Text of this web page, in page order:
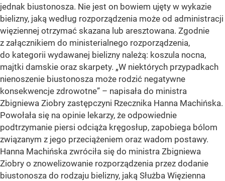
jednak biustonosza. Nie jest on bowiem ujęty w wykazie
bielizny, jaką według rozporządzenia może od administracji
więziennej otrzymać skazana lub aresztowana. Zgodnie
z załącznikiem do ministerialnego rozporządzenia,
do kategorii wydawanej bielizny należą: koszula nocna,
majtki damskie oraz skarpety. „W niektórych przypadkach
nienoszenie biustonosza może rodzić negatywne
konsekwencje zdrowotne” – napisała do ministra
Zbigniewa Ziobry zastępczyni Rzecznika Hanna Machińska.
Powołała się na opinie lekarzy, że odpowiednie
podtrzymanie piersi odciąża kręgosłup, zapobiega bólom
związanym z jego przeciążeniem oraz wadom postawy.
Hanna Machińska zwróciła się do ministra Zbigniewa
Ziobry o znowelizowanie rozporządzenia przez dodanie
biustonosza do rodzaju bielizny, jaką Służba Więzienna